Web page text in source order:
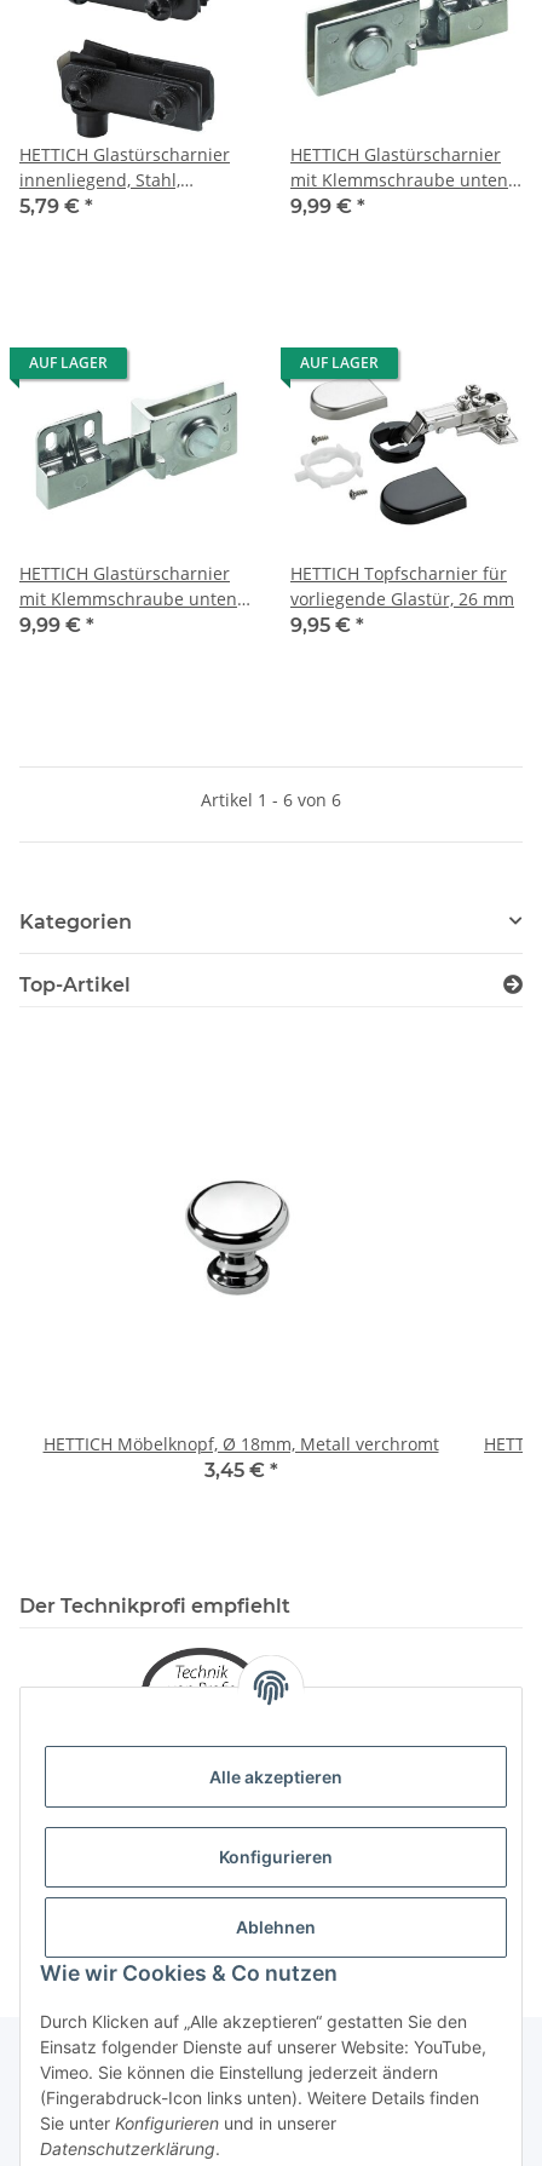
Alle akzeptieren
Konfigurieren
Ablehnen
Wie wir Cookies & Co nutzen
Durch Klicken auf „Alle akzeptieren“ gestatten Sie den
Einsatz folgender Dienste auf unserer Website: YouTube,
Vimeo. Sie können die Einstellung jederzeit ändern
(Fingerabdruck-Icon links unten). Weitere Details finden
Sie unter Konfigurieren und in unserer
Datenschutzerklärung.
HETTICH Glastürscharnier
innenliegend, Stahl,
schwarz, 1 Set mit 2 Stück
5,79 € *
HETTICH Glastürscharnier
mit Klemmschraube unten
links
9,99 € *
AUF LAGER
HETTICH Glastürscharnier
mit Klemmschraube unten
rechts
9,99 € *
AUF LAGER
HETTICH Topfscharnier für
vorliegende Glastür, 26 mm
9,95 € *
Artikel 1 - 6 von 6
Kategorien
Top-Artikel
HETTICH Möbelknopf, Ø 18mm, Metall verchromt
3,45 € *
Der Technikprofi empfiehlt
Über uns